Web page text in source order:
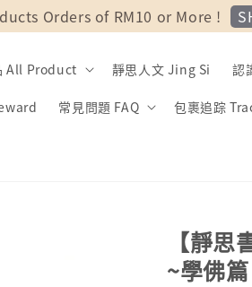
Orders of RM10 or More !
All Product 靜思人文 Jing Si 認
常見問題 FAQ 包裹追踪
【靜
~學佛篇